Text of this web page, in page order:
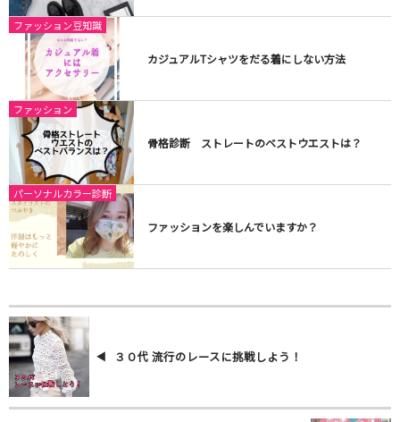
ファッション豆知識
カジュアルTシャツをだる着にしない方法
ファッション
骨格診断 ストレートのベストウエストは？
パーソナルカラー診断
ファッションを楽しんでいますか？
３０代 流行のレースに挑戦しよう！